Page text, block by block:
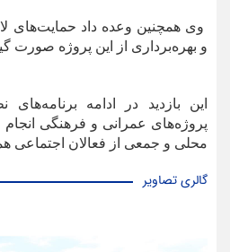
وی همچنین وعده داد حمایت‌های
و بهره‌برداری از این پروژه صورت
این بازدید در ادامه برنامه‌های
پروژه‌های عمرانی و فرهنگی
محلی و جمعی از فعالان اجتماعی
گالری تصاویر